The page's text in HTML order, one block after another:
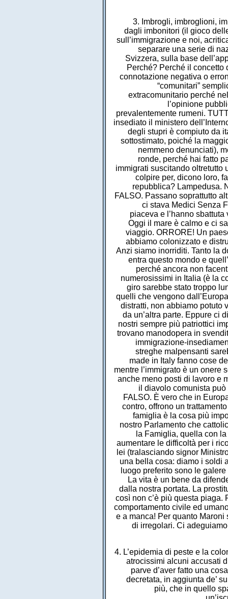
3. Imbrogli, imbroglioni,
dagli imbonitori (il gioco
sull’immigrazione e noi,
separare una serie di
Svizzera, sulla base
Perché? Perché il
connotazione negativa o
“comunitari”
extracomunitario perché
l’opinione
prevalentemente rumeni.
insediato il ministero
degli stupri è compiuto da
sottostimato, poiché la
nemmeno denunciati),
ronde, perché hai fatto
immigrati suscitando oltretutto
colpire per, dicono loro,
repubblica? Lampedusa.
FALSO. Passano soprattutto
ci stava Medici Senza
piaceva e l’hanno
Oggi il mare è calmo e ci
viaggio. ORRORE! Un
abbiamo colonizzato e
Anzi siamo inorriditi. Tanto la
entra questo mondo e
perché ancora non
numerosissimi in Italia (è la
giro sarebbe stato troppo
quelli che vengono
distratti, non abbiamo potuto
da un’altra parte. Eppure ci
nostri sempre più patriottici
trovano manodopera in
immigrazione-
streghe malpensanti
made in Italy fanno cose
mentre l’immigrato è un
anche meno posti di lavoro e
il diavolo comunista
FALSO. È vero che in
contro, offrono un
famiglia è la cosa più
nostro Parlamento che
la Famiglia, quella con
aumentare le difficoltà per i
lei (tralasciando signor
una bella cosa: diamo i soldi
luogo preferito sono le
La vita è un bene da
dalla nostra portata. La
così non c’è più questa piaga.
comportamento civile ed
e a manca! Per quanto
di irregolari. Ci
4. L’epidemia di peste e la
atrocissimi alcuni accusati
parve d’aver fatto una
decretata, in aggiunta de’
più, che in quello